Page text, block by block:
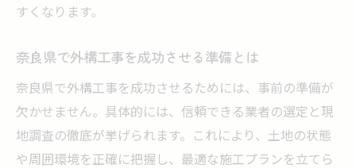
すくなります。
奈良県で外構工事を成功させる準備とは
奈良県で外構工事を成功させるためには、事前の準備が
欠かせません。具体的には、信頼できる業者の選定と現
地調査の徹底が挙げられます。これにより、土地の状態
や周囲環境を正確に把握し、最適な施工プランを立てら